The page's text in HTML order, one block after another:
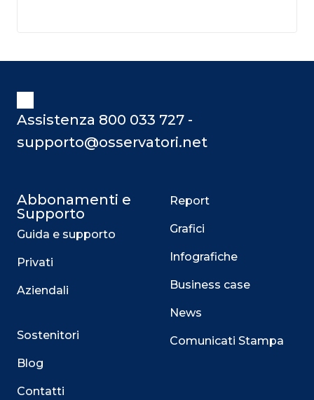
Assistenza 800 033 727 -
supporto@osservatori.net
Abbonamenti e
Supporto
Guida e supporto
Privati
Aziendali
Sostenitori
Blog
Contatti
Report
Grafici
Infografiche
Business case
News
Comunicati Stampa